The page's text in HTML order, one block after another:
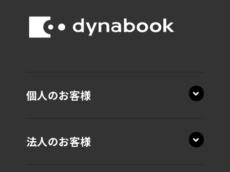
個人のお客様
法人のお客様